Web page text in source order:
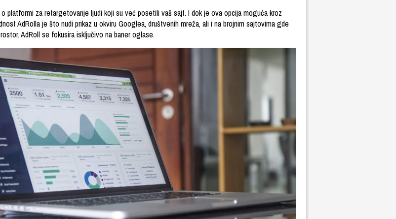
platformi za retargetovanje ljudi koji su već posetili vaš sajt. I dok je ova opcija moguća kroz
AdRolla je što nudi prikaz u okviru Googlea, društvenih mreža, ali i na brojnim sajtovima gde
AdRoll se fokusira isključivo na baner oglase.